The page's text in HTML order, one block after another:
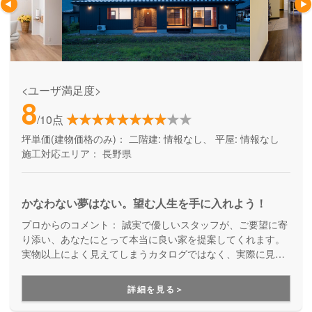
<ユーザ満足度>
8/10点
坪単価(建物価格のみ)： 二階建: 情報なし、 平屋: 情報なし
施工対応エリア： 長野県
かなわない夢はない。望む人生を手に入れよう！
プロからのコメント： 誠実で優しいスタッフが、ご要望に寄
り添い、あなたにとって本当に良い家を提案してくれます。
実物以上によく見えてしまうカタログではなく、実際に見て
さず公開。不透明なところのない、安心の家づくりを進めて
詳細を見る＞